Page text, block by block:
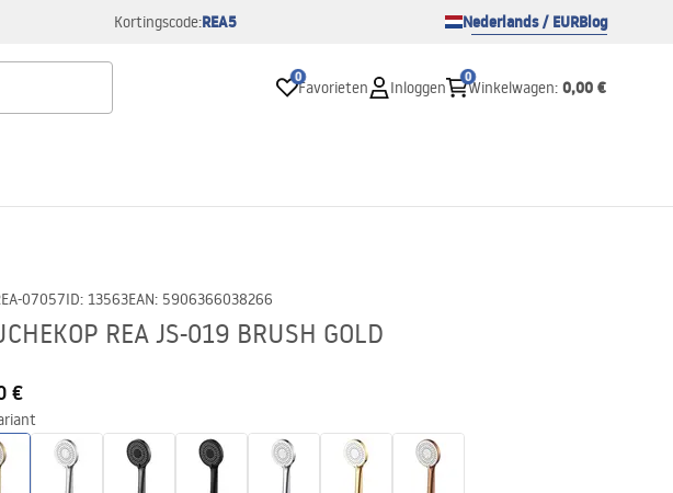
Kortingscode:REA5 Nederlands / EURBlog
0
Favorieten Inloggen
0
Winkelwagen: 0,00 €
07057ID: 13563EAN: 5906366038266
REA JS-019 BRUSH GOLD
€